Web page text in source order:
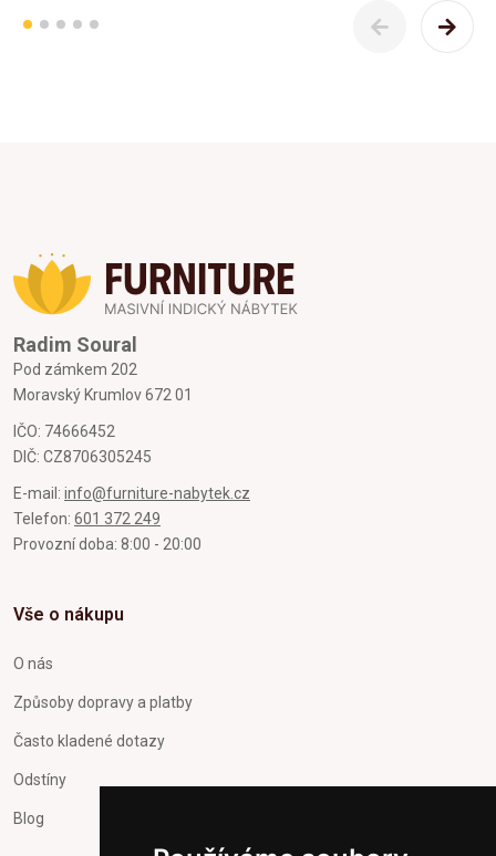
Radim Soural
Pod zámkem 202
Moravský Krumlov 672 01
IČO: 74666452
DIČ: CZ8706305245
E-mail: info@furniture-nabytek.cz
Telefon: 601 372 249
Provozní doba: 8:00 - 20:00
Vše o nákupu
O nás
Způsoby dopravy a platby
Často kladené dotazy
Odstíny
Blog